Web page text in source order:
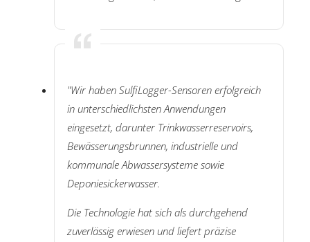
"Wir haben SulfiLogger-Sensoren erfolgreich
in unterschiedlichsten Anwendungen
eingesetzt, darunter Trinkwasserreservoirs,
Bewässerungsbrunnen, industrielle und
kommunale Abwassersysteme sowie
Deponiesickerwasser.
Die Technologie hat sich als durchgehend
zuverlässig erwiesen und liefert präzise